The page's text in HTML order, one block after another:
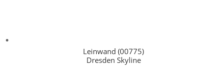
Leinwand (00775)
Dresden Skyline